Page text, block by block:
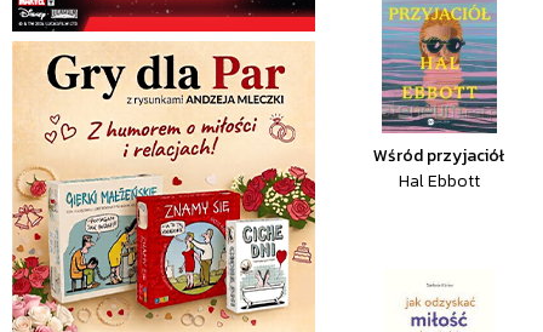
Wśród przyjaciół
Hal Ebbott